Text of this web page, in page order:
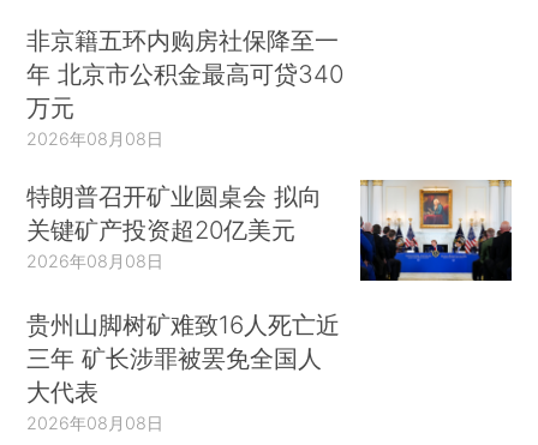
非京籍五环内购房社保降至一
年 北京市公积金最高可贷340
万元
2026年08月08日
特朗普召开矿业圆桌会 拟向
关键矿产投资超20亿美元
2026年08月08日
贵州山脚树矿难致16人死亡近
三年 矿长涉罪被罢免全国人
大代表
2026年08月08日